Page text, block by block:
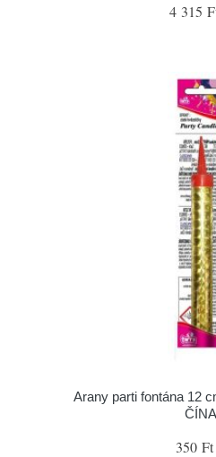
4 315
Arany parti fontána 12
ČÍNA
350 Ft